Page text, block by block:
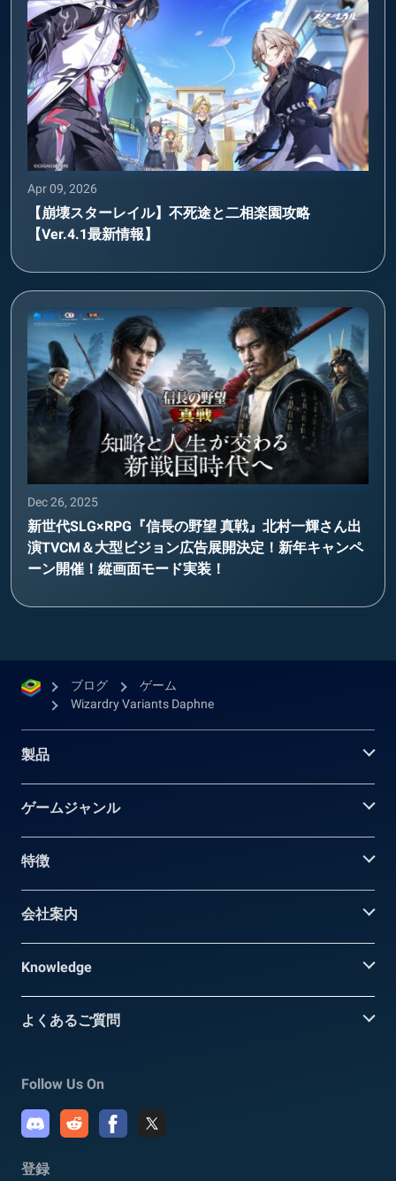
Apr 09, 2026
【崩壊スターレイル】不死途と二相楽園攻略
【Ver.4.1最新情報】
Dec 26, 2025
新世代SLG×RPG『信長の野望 真戦』北村一輝さん出
演TVCM＆大型ビジョン広告展開決定！新年キャンペ
ーン開催！縦画面モード実装！
ブログ
ゲーム
Wizardry Variants Daphne
製品
ゲームジャンル
特徴
会社案内
Knowledge
よくあるご質問
Follow Us On
登録